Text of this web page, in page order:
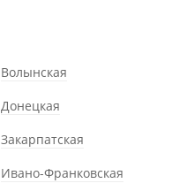
Волынская
Донецкая
Закарпатская
Ивано-Франковская